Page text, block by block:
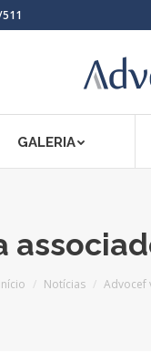
511
GALERIA
Você está aqui:
Início Notícias Advocef